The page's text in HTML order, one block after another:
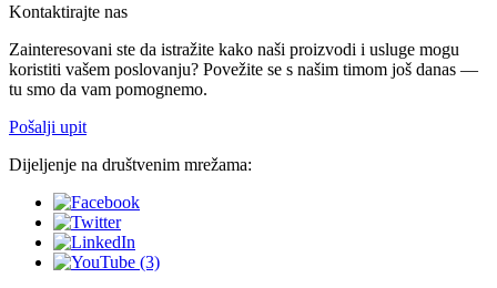
Kontaktirajte nas
Zainteresovani ste da istražite kako naši proizvodi i usluge mogu
koristiti vašem poslovanju? Povežite se s našim timom još danas —
tu smo da vam pomognemo.
Pošalji upit
Dijeljenje na društvenim mrežama: